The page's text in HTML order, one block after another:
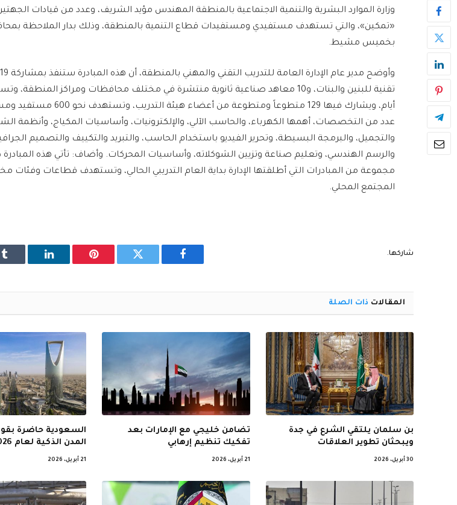
وزارة الموارد البشرية والتنمية الاجتماعية بالمنطقة المهندس مؤيد الشريف، وعدد من قيادات
«تمكين»، والتي تستهدف مستفيدي ومستفيدات قطاع التنمية بالمنطقة، وذلك بدار الملاحظة
بخميس مشيط.
أيام، ويشارك فيها 129 متطوعاً ومتطوعة من أعضاء
عدد من التخصصات، أهمها الكهرباء، والحاسب الآلي، والإلكترونيات، وأساسيات المكياج، وأنظمة
والتجميل، والبرمجة البسيطة، وتحرير الفيديو باستخدام الحاسب، والتبريد والتكييف والتصميم
والرسم الهندسي، وتعليم صناعة وتزيين الشوكلاته، وأساسيات المحركات. وأضاف: تأتي هذه
مجموعة من المبادرات التي أطلقتها الإدارة بداية العام التدريبي الحالي، وتستهدف قطاعات وفئات
المجتمع المحلي.
شاركها.
فيسبوك تويتر بينتيريستلينكدإن
المقالات ذات الصلة
بن سلمان يلتقي الشرع في جدة
ويبحثان تطوير العلاقات
30 أبريل، 2026
تضامن خليجي مع الإمارات بعد
تفكيك تنظيم إرهابي
21 أبريل، 2026
السعودية حاضرة
المدن الذكية لعام 2026
21 أبريل، 2026